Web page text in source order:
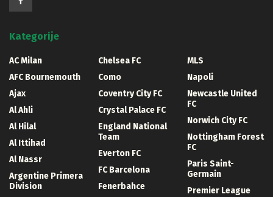
Kategorije
AC Milan
AFC Bournemouth
Ajax
Al Ahli
Al Hilal
Al Ittihad
Al Nassr
Argentine Primera
Division
Chelsea FC
Como
Coventry City FC
Crystal Palace FC
England National
Team
Everton FC
FC Barcelona
Fenerbahce
MLS
Napoli
Newcastle United
FC
Norwich City FC
Nottingham Forest
FC
Paris Saint-
Germain
Premier League